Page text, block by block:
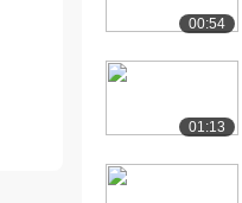
00:54
01:13